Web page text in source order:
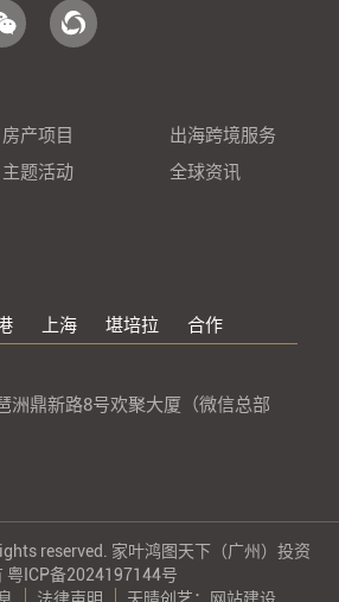
房产项目
出海跨境服务
主题活动
全球资讯
上海 堪培拉 合作
洲鼎新路8号欢聚大厦（微信总部
reserved. 家叶鸿图天下（广州）投资
粤ICP备2024197144号
法律声明 天晴创艺： 网站建设